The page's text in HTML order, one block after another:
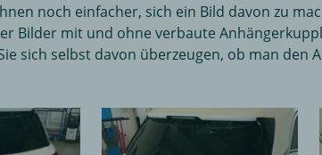
noch einfacher, sich ein Bild davon zu
Bilder mit und ohne verbaute
sich selbst davon überzeugen, ob man den